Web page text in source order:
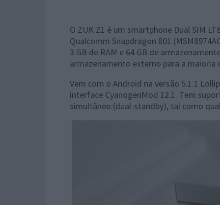
O ZUK Z1 é um smartphone Dual SIM
Qualcomm Snapdragon 801
3 GB de RAM e 64 GB de
armazenamento externo para a maioria
Vem com o Android na versão 5.1.1
interface CyanogenMod 12.1. Tem
simultâneo (dual-standby), tal como